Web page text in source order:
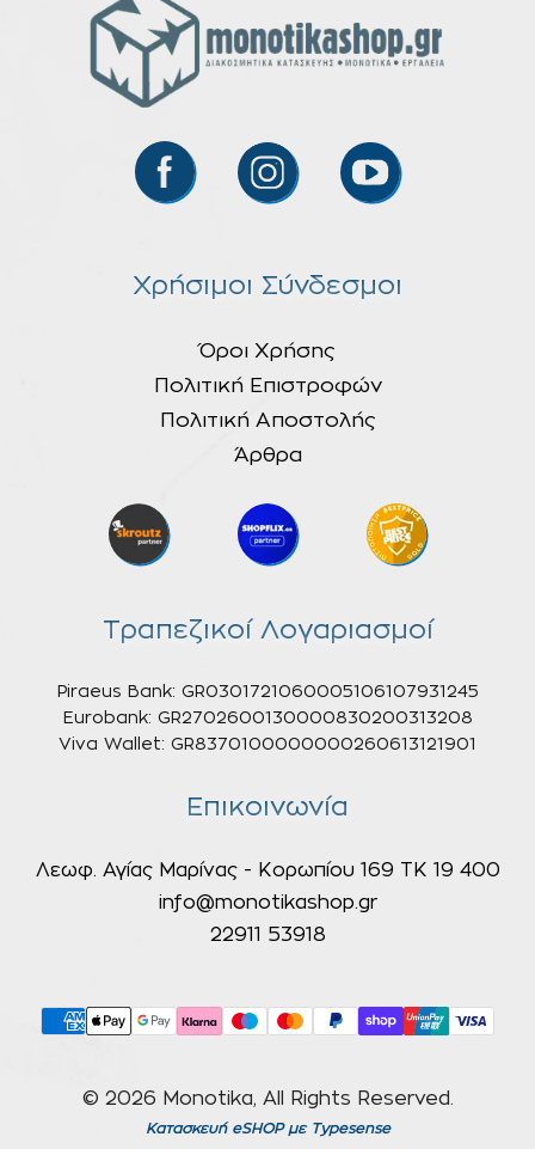
Χρήσιμοι Σύνδεσμοι
Όροι Χρήσης
Πολιτική Επιστροφών
Πολιτική Αποστολής
Άρθρα
Τραπεζικοί Λογαριασμοί
Piraeus Bank: GR0301721060005106107931245
Eurobank: GR2702600130000830200313208
Viva Wallet: GR8370100000000260613121901
Επικοινωνία
Λεωφ. Αγίας Μαρίνας - Κορωπίου 169 ΤΚ 19 400
info@monotikashop.gr
22911 53918
© 2026 Monotika, All Rights Reserved.
Κατασκευή eSHOPμε Typesense